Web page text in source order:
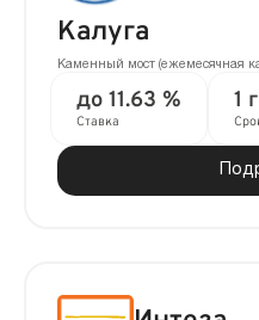
Калуга
Каменный мост (ежемесячная
до 11.63 %
Ставка
1